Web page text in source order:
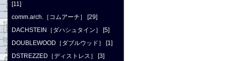
[11]
comm.arch.［コムアーチ］ [29]
DACHSTEIN［ダハシュタイン］ [5]
DOUBLEWOOD［ダブルウッド］ [1]
DSTREZZED［ディストレス］ [3]